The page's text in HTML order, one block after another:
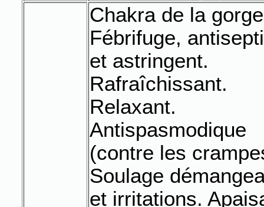
Chakra de la
Fébrifuge,
et astringent.
Rafraîchissant.
Relaxant.
Antispasmodique
(contre les
Soulage
et irritations.